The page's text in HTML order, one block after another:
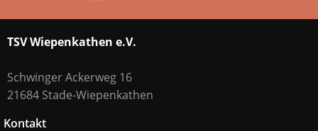
TSV Wiepenkathen e.V.
Schwinger Ackerweg 16
21684 Stade-Wiepenkathen
Kontakt